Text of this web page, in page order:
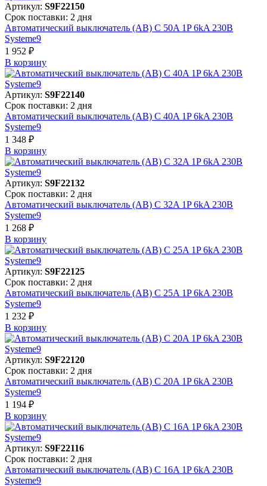
Артикул: S9F22150
Срок поставки: 2 дня
Автоматический выключатель (АВ) C 50A 1P 6kA 230В
Systeme9
1 952 ₽
В корзинy
Артикул: S9F22140
Срок поставки: 2 дня
Автоматический выключатель (АВ) C 40A 1P 6kA 230В
Systeme9
1 348 ₽
В корзинy
Артикул: S9F22132
Срок поставки: 2 дня
Автоматический выключатель (АВ) C 32A 1P 6kA 230В
Systeme9
1 268 ₽
В корзинy
Артикул: S9F22125
Срок поставки: 2 дня
Автоматический выключатель (АВ) C 25A 1P 6kA 230В
Systeme9
1 232 ₽
В корзинy
Артикул: S9F22120
Срок поставки: 2 дня
Автоматический выключатель (АВ) C 20A 1P 6kA 230В
Systeme9
1 194 ₽
В корзинy
Артикул: S9F22116
Срок поставки: 2 дня
Автоматический выключатель (АВ) C 16A 1P 6kA 230В
Systeme9